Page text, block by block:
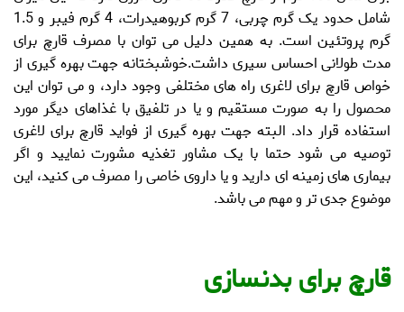
شامل حدود یک گرم چربی، 7 گرم کربوهیدرات، 4 گرم فیبر و 1.5
گرم پروتئین است. به همین دلیل می توان با مصرف قارچ برای
مدت طولانی احساس سیری داشت.خوشبختانه جهت بهره گیری از
خواص قارچ برای لاغری راه های مختلفی وجود دارد، و می توان این
محصول را به صورت مستقیم و یا در تلفیق با غذاهای دیگر مورد
استفاده قرار داد. البته جهت بهره گیری از فواید قارچ برای لاغری
توصیه می شود حتما با یک مشاور تغذیه مشورت نمایید و اگر
بیماری های زمینه ای دارید و یا داروی خاصی را مصرف می کنید، این
موضوع جدی تر و مهم می باشد.
قارچ برای بدنسازی